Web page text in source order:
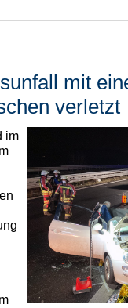
mit
verletzt
im